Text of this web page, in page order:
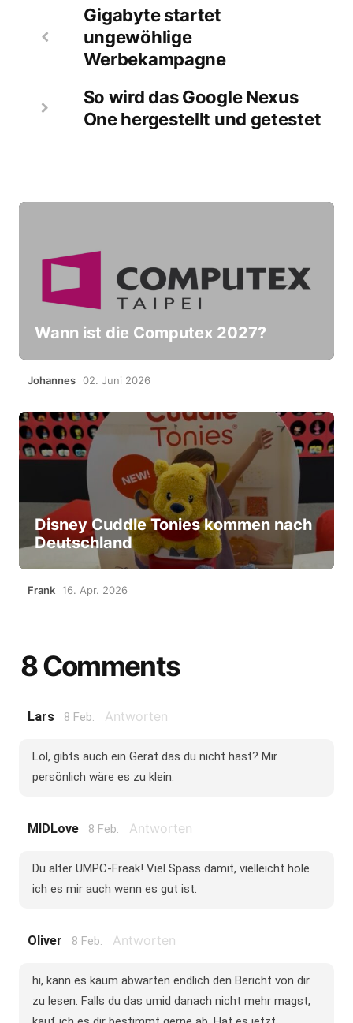
Gigabyte startet
ungewöhlige
Werbekampagne
So wird das Google Nexus
One hergestellt und getestet
Wann ist die Computex 2027?
Johannes 02. Juni 2026
Disney Cuddle Tonies kommen nach
Deutschland
Frank 16. Apr. 2026
8 Comments
Lars 8 Feb. Antworten
Lol, gibts auch ein Gerät das du nicht hast? Mir
persönlich wäre es zu klein.
MIDLove 8 Feb. Antworten
Du alter UMPC-Freak! Viel Spass damit, vielleicht hole
ich es mir auch wenn es gut ist.
Oliver 8 Feb. Antworten
hi, kann es kaum abwarten endlich den Bericht von dir
zu lesen. Falls du das umid danach nicht mehr magst,